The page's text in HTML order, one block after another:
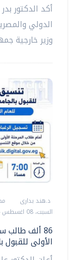
أكد الدكتور
الدولي
وزير خارجية
د.هند بدارى
السبت، 08 اغسطس 2026 03:17 م
86 ألف
الأولى للقبول